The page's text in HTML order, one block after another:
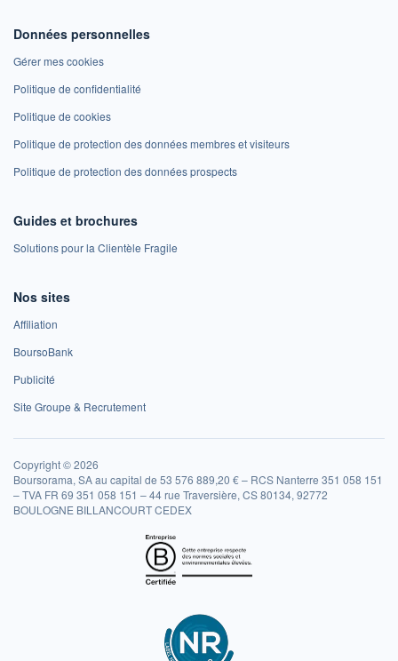
Données personnelles
Gérer mes cookies
Politique de confidentialité
Politique de cookies
Politique de protection des données membres et visiteurs
Politique de protection des données prospects
Guides et brochures
Solutions pour la Clientèle Fragile
Nos sites
Affiliation
BoursoBank
Publicité
Site Groupe & Recrutement
Copyright © 2026
Boursorama, SA au capital de 53 576 889,20 € – RCS Nanterre 351 058 151
– TVA FR 69 351 058 151 – 44 rue Traversière, CS 80134, 92772
BOULOGNE BILLANCOURT CEDEX